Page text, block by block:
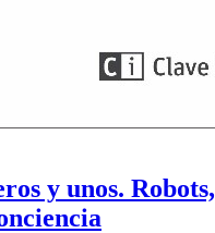
y unos. Robots,